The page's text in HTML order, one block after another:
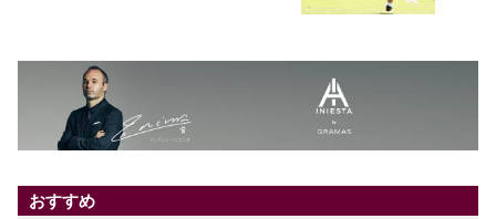
おすすめ